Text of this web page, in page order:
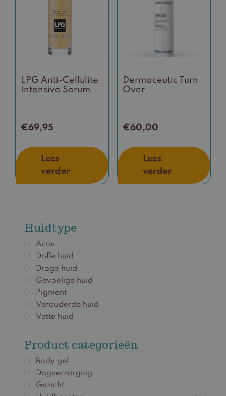
LPG Anti-Cellulite
Intensive Serum
€69,95
Lees
verder
Dermaceutic Turn
Over
€60,00
Lees
verder
Huidtype
Acne
Doffe huid
Droge huid
Gevoelige huid
Pigment
Verouderde huid
Vette huid
Product categorieën
Body gel
Dagverzorging
Gezicht